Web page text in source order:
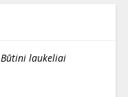
Būtini laukeliai